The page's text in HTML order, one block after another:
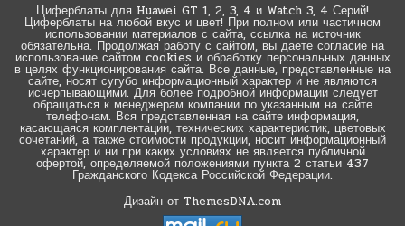
Циферблаты для Huawei GT 1, 2, 3, 4 и Watch 3, 4 Серий!
Циферблаты на любой вкус и цвет! При полном или частичном
использовании материалов с сайта, ссылка на источник
обязательна. Продолжая работу с сайтом, вы даете согласие на
использование сайтом cookies и обработку персональных данных
в целях функционирования сайта. Все данные, представленные на
сайте, носят сугубо информационный характер и не являются
исчерпывающими. Для более подробной информации следует
обращаться к менеджерам компании по указанным на сайте
телефонам. Вся представленная на сайте информация,
касающаяся комплектации, технических характеристик, цветовых
сочетаний, а также стоимости продукции, носит информационный
характер и ни при каких условиях не является публичной
офертой, определяемой положениями пункта 2 статьи 437
Гражданского Кодекса Российской Федерации.
Дизайн от ThemesDNA.com